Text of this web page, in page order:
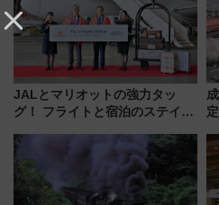
JALとマリオットの強力タッ
グ！ フライトと宿泊のステイタ
上級会員資格を効率よく獲得す
る方法を解説